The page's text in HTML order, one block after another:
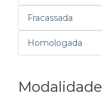
Fracassada
Homologada
Modalidade